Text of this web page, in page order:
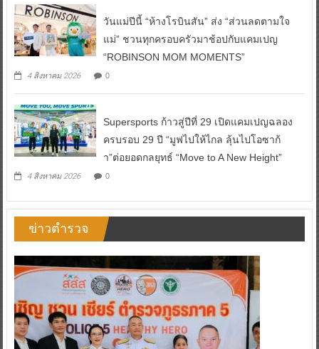
วันแม่ปีนี้ “ห้างโรบินสัน” ส่ง “ส่วนลดตามใจ
แม่” ชวนทุกครอบครัวมาช้อปกับแคมเปญ
“ROBINSON MOM MOMENTS”
4 สิงหาคม 2026 0
Supersports ก้าวสู่ปีที่ 29 เปิดแคมเปญฉลอง
ครบรอบ 29 ปี “มูฟไปให้ไกล ลุ้นไปโอซาก้
า”ต่อยอดกลยุทธ์ “Move to A New Height”
4 สิงหาคม 2026 0
ข่าวตำรวจ